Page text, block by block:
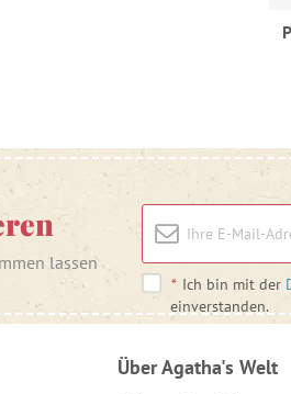
lassen
* Ich bin mit der
einverstanden.
Über Agatha's Welt